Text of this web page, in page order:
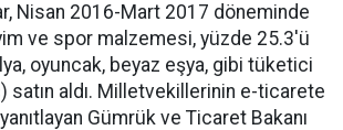
Nisan 2016-Mart 2017 döneminde
ve spor malzemesi, yüzde 25.3'ü
oyuncak, beyaz eşya, gibi tüketici
satın aldı. Milletvekillerinin e-ticarete
Gümrük ve Ticaret Bakanı